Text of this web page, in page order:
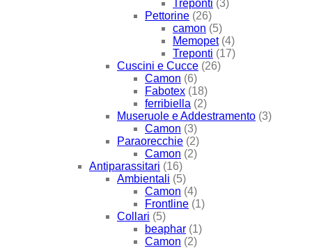
Treponti (3)
Pettorine (26)
camon (5)
Memopet (4)
Treponti (17)
Cuscini e Cucce (26)
Camon (6)
Fabotex (18)
ferribiella (2)
Museruole e Addestramento (3)
Camon (3)
Paraorecchie (2)
Camon (2)
Antiparassitari (16)
Ambientali (5)
Camon (4)
Frontline (1)
Collari (5)
beaphar (1)
Camon (2)